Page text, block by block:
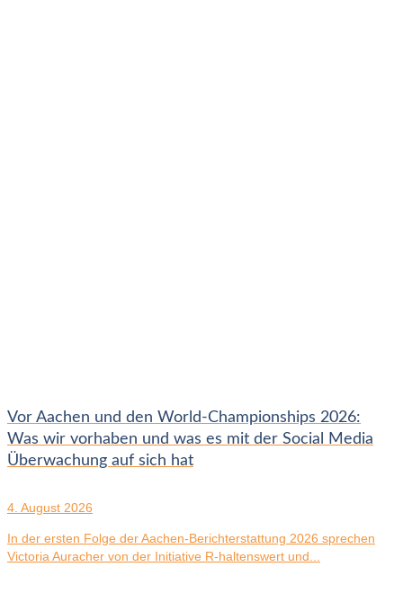
Vor Aachen und den World-Championships 2026:
Was wir vorhaben und was es mit der Social Media
Überwachung auf sich hat
4. August 2026
In der ersten Folge der Aachen-Berichterstattung 2026 sprechen
Victoria Auracher von der Initiative R-haltenswert und...